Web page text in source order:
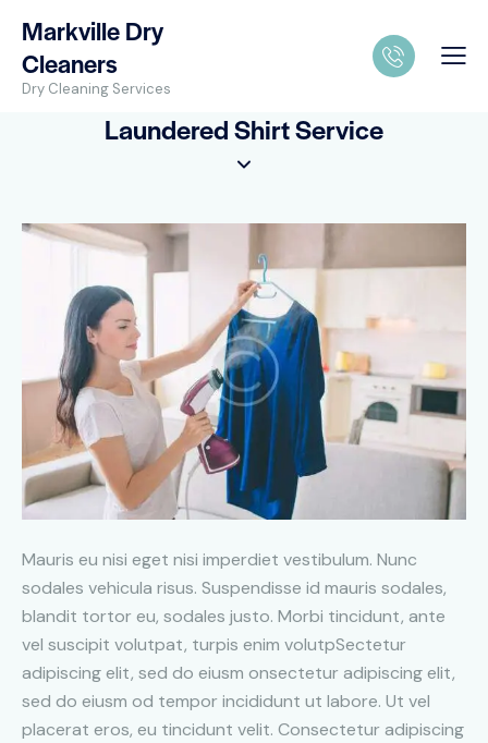
Markville Dry
Cleaners
Dry Cleaning Services
Laundered Shirt Service
Mauris eu nisi eget nisi imperdiet vestibulum. Nunc
sodales vehicula risus. Suspendisse id mauris sodales,
blandit tortor eu, sodales justo. Morbi tincidunt, ante
vel suscipit volutpat, turpis enim volutpSectetur
adipiscing elit, sed do eiusm onsectetur adipiscing elit,
sed do eiusm od tempor incididunt ut labore. Ut vel
placerat eros, eu tincidunt velit. Consectetur adipiscing